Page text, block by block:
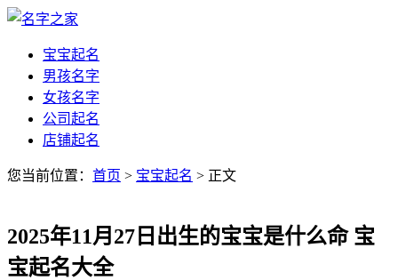
宝宝起名
男孩名字
女孩名字
公司起名
店铺起名
您当前位置： 首页 > 宝宝起名 > 正文
2025年11月27日出生的宝宝是什么命 宝
宝起名大全